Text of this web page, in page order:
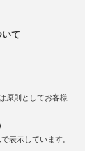
て
原則としてお客様
表示しています。